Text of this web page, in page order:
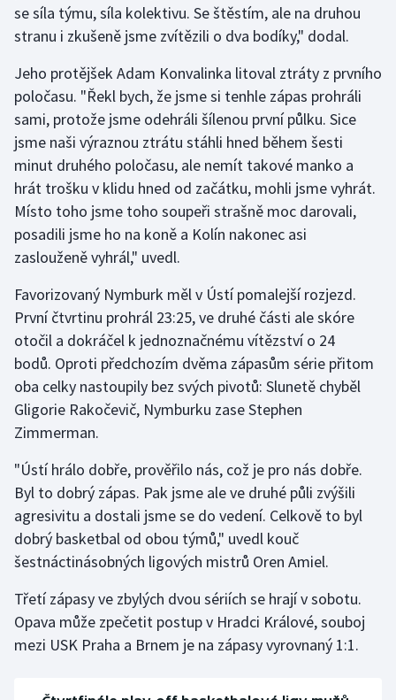
Plavání
Ragby
Rychlobruslení
Rychlostní kanoistika
Short track
Stolní tenis
Triatlon
Veslování
Vodní slalom
Volejbal
Ostatní
se síla týmu, síla kolektivu. Se štěstím, ale na druhou
stranu i zkušeně jsme zvítězili o dva bodíky," dodal.
Jeho protějšek Adam Konvalinka litoval ztráty z prvního
poločasu. "Řekl bych, že jsme si tenhle zápas prohráli
sami, protože jsme odehráli šílenou první půlku. Sice
jsme naši výraznou ztrátu stáhli hned během šesti
minut druhého poločasu, ale nemít takové manko a
hrát trošku v klidu hned od začátku, mohli jsme vyhrát.
Místo toho jsme toho soupeři strašně moc darovali,
posadili jsme ho na koně a Kolín nakonec asi
zaslouženě vyhrál," uvedl.
Favorizovaný Nymburk měl v Ústí pomalejší rozjezd.
První čtvrtinu prohrál 23:25, ve druhé části ale skóre
otočil a dokráčel k jednoznačnému vítězství o 24
bodů. Oproti předchozím dvěma zápasům série přitom
oba celky nastoupily bez svých pivotů: Slunetě chyběl
Gligorie Rakočevič, Nymburku zase Stephen
Zimmerman.
"Ústí hrálo dobře, prověřilo nás, což je pro nás dobře.
Byl to dobrý zápas. Pak jsme ale ve druhé půli zvýšili
agresivitu a dostali jsme se do vedení. Celkově to byl
dobrý basketbal od obou týmů," uvedl kouč
šestnáctinásobných ligových mistrů Oren Amiel.
Třetí zápasy ve zbylých dvou sériích se hrají v sobotu.
Opava může zpečetit postup v Hradci Králové, souboj
mezi USK Praha a Brnem je na zápasy vyrovnaný 1:1.